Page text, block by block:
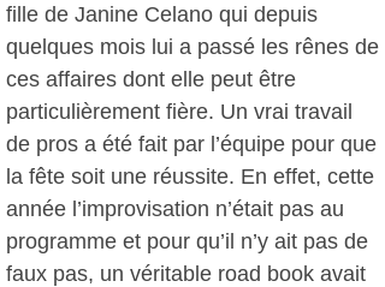
fille de Janine Celano qui depuis
quelques mois lui a passé les rênes de
ces affaires dont elle peut être
particulièrement fière. Un vrai travail
de pros a été fait par l’équipe pour que
la fête soit une réussite. En effet, cette
année l’improvisation n’était pas au
programme et pour qu’il n’y ait pas de
faux pas, un véritable road book avait